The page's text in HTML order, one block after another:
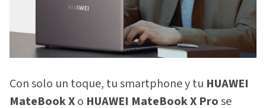
Con solo un toque, tu smartphone y tu HUAWEI
MateBook Xo HUAWEI MateBook X Prose